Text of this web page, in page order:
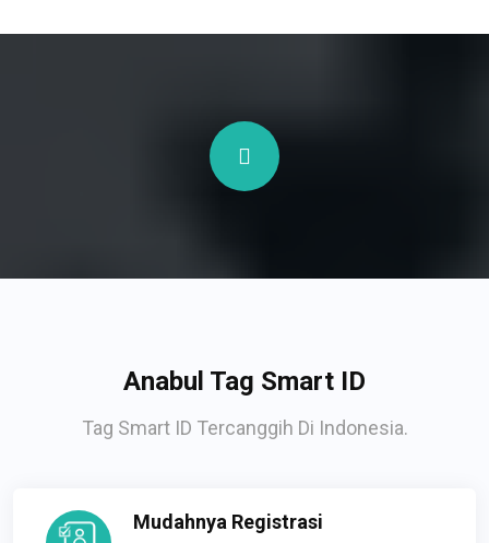
Anabul Tag Smart ID
Tag Smart ID Tercanggih Di Indonesia.
Mudahnya Registrasi